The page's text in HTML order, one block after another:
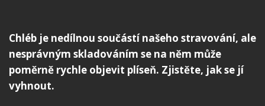
Chléb je nedílnou součástí našeho stravování, ale
nesprávným skladováním se na něm může
poměrně rychle objevit plíseň. Zjistěte, jak se jí
vyhnout.